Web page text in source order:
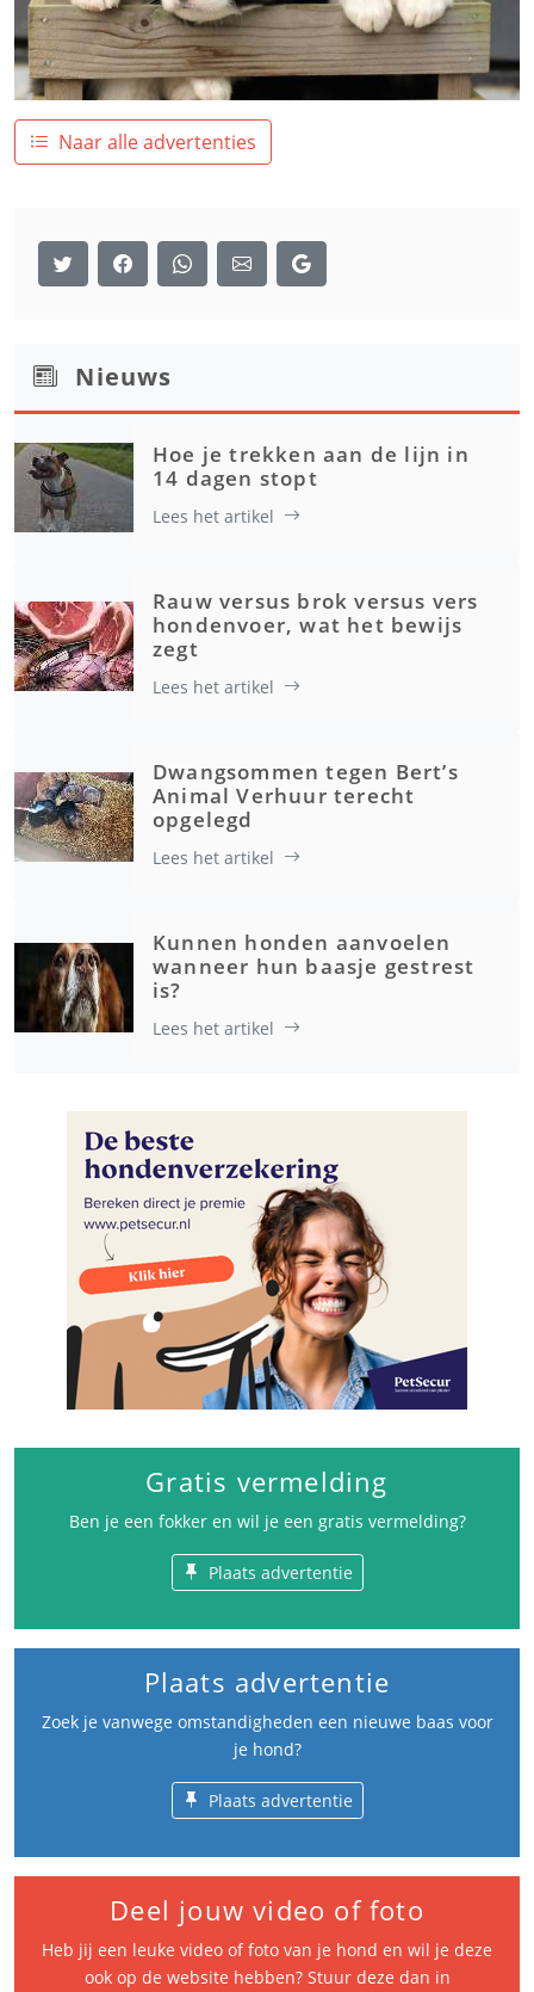
Naar alle advertenties
Nieuws
Hoe je trekken aan de lijn in
14 dagen stopt
Lees het artikel
Rauw versus brok versus vers
hondenvoer, wat het bewijs
zegt
Lees het artikel
Dwangsommen tegen Bert’s
Animal Verhuur terecht
opgelegd
Lees het artikel
Kunnen honden aanvoelen
wanneer hun baasje gestrest
is?
Lees het artikel
Gratis vermelding
Ben je een fokker en wil je een gratis vermelding?
Plaats advertentie
Plaats advertentie
Zoek je vanwege omstandigheden een nieuwe baas voor
je hond?
Plaats advertentie
Deel jouw video of foto
Heb jij een leuke video of foto van je hond en wil je deze
ook op de website hebben? Stuur deze dan in